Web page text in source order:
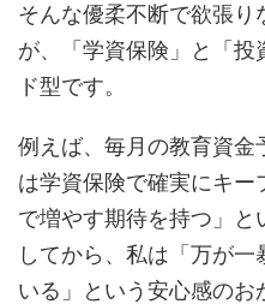
そんな優柔不断で欲張
が、「学資保険」と「投
ド型です。
例えば、毎月の教育資金
は学資保険で確実にキー
で増やす期待を持つ」と
してから、私は「万が
いる」という安心感のお